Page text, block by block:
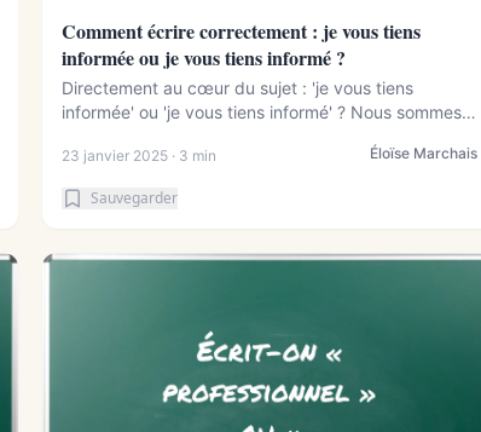
Comment écrire correctement : je vous tiens
informée ou je vous tiens informé ?
Directement au cœur du sujet : 'je vous tiens
informée' ou 'je vous tiens informé' ? Nous sommes
23 janvier 2025 · 3 min Éloïse Marchais
Sauvegarder